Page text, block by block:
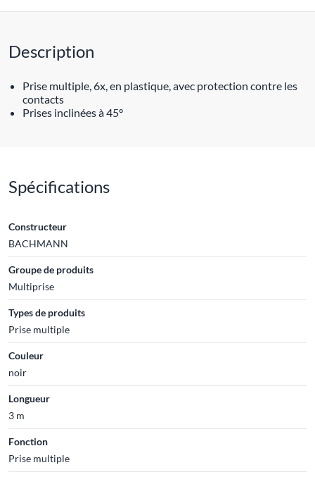
Description
Prise multiple, 6x, en plastique, avec protection contre les
contacts
Prises inclinées à 45°
Spécifications
Constructeur
BACHMANN
Groupe de produits
Multiprise
Types de produits
Prise multiple
Couleur
noir
Longueur
3 m
Fonction
Prise multiple